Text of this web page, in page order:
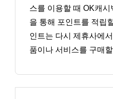
스를 이용할 때 OK캐
을 통해 포인트를 적립
인트는 다시 제휴사에
품이나 서비스를 구매